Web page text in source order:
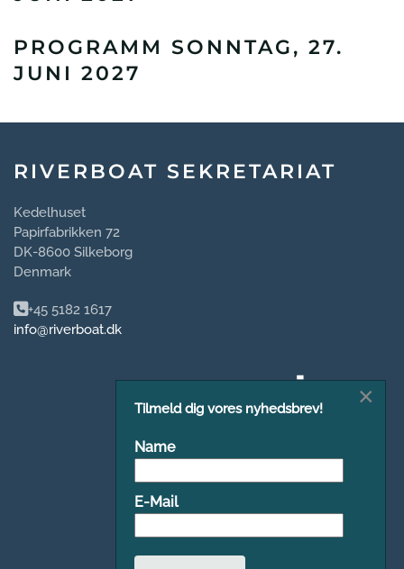
PROGRAMM SONNTAG, 27.
JUNI 2027
RIVERBOAT SEKRETARIAT
Kedelhuset
Papirfabrikken 72
DK-8600 Silkeborg
Denmark
+45 5182 1617
info@riverboat.dk
×
Tilmeld dig vores nyhedsbrev!
Name
E-Mail